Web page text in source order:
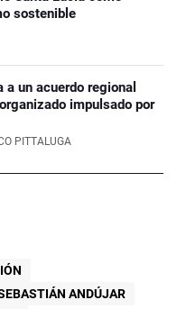
sostenible
a un acuerdo regional
impulsado por
PITTALUGA
ANDÚJAR